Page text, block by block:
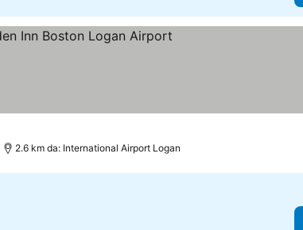
2.6 km da: International Airport Logan